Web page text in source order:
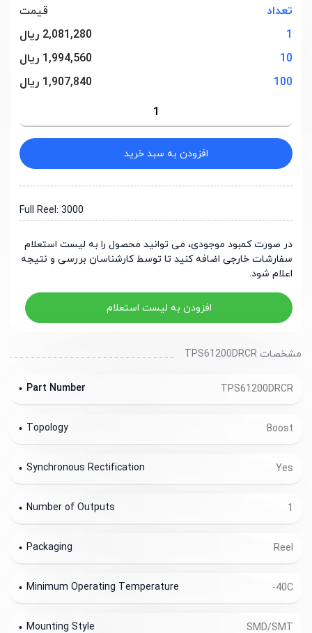
تعداد
قیمت
1
2,081,280 ریال
10
1,994,560 ریال
100
1,907,840 ریال
افزودن به سبد خرید
Full Reel: 3000
در صورت کمبود موجودی، می توانید محصول را به لیست استعلام
سفارشات خارجی اضافه کنید تا توسط کارشناسان بررسی و نتیجه
اعلام شود.
افزودن به لیست استعلام
مشخصات TPS61200DRCR
TPS61200DRCR
Part Number
Boost
Topology
Yes
Synchronous Rectification
1
Number of Outputs
Reel
Packaging
-40C
Minimum Operating Temperature
SMD/SMT
Mounting Style